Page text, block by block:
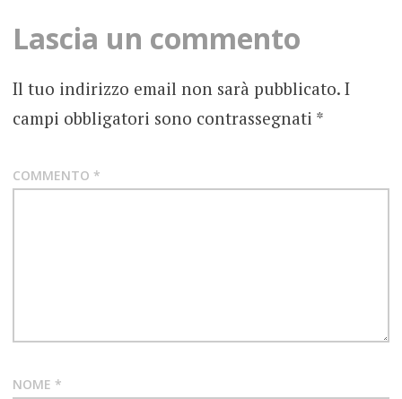
KELLY
POP
RECENSIONE
Lascia un commento
Il tuo indirizzo email non sarà pubblicato. I
campi obbligatori sono contrassegnati *
COMMENTO *
NOME *